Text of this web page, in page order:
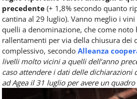
precedente (+ 1,8% secondo quanto
cantina al 29 luglio). Vanno meglio i
quelli a denominazione, che come
rallentamenti per via della chiusura dei
complessivo, secondo Alleanza
livelli molto vicini a quelli dell’anno
caso attendere i dati delle dichiarazioni
ad Agea il 31 luglio per avere un